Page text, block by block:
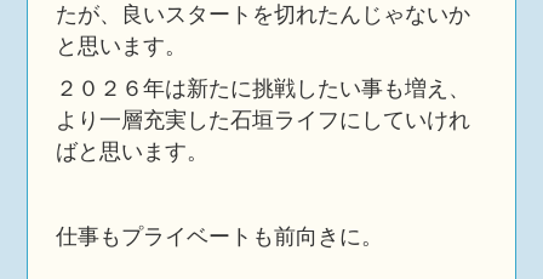
たが、良いスタートを切れたんじゃないか
と思います。
２０２６年は新たに挑戦したい事も増え、
より一層充実した石垣ライフにしていけれ
ばと思います。
仕事もプライベートも前向きに。